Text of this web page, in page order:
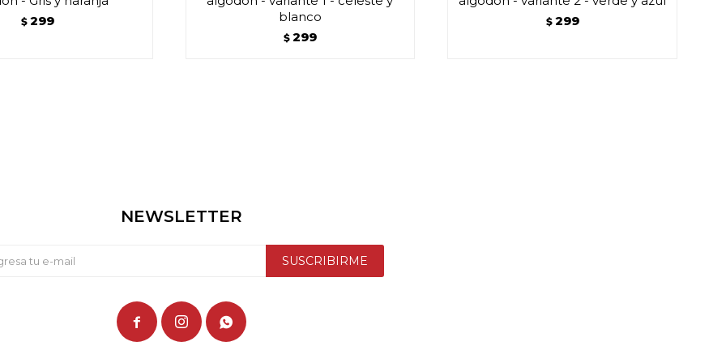
$ 299
blanco
$ 299
$ 299
NEWSLETTER
SUSCRIBIRME
  